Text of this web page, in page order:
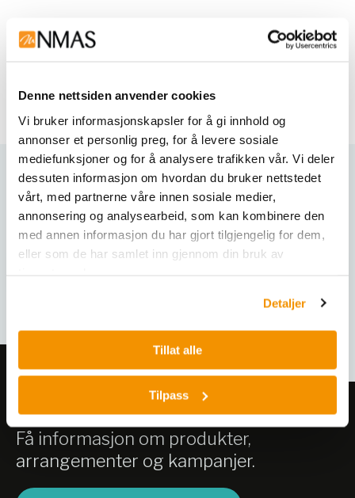
Denne nettsiden anvender cookies
Vi bruker informasjonskapsler for å gi innhold og
annonser et personlig preg, for å levere sosiale
mediefunksjoner og for å analysere trafikken vår. Vi deler
dessuten informasjon om hvordan du bruker nettstedet
vårt, med partnerne våre innen sosiale medier,
annonsering og analysearbeid, som kan kombinere den
med annen informasjon du har gjort tilgjengelig for dem,
eller som de har samlet inn gjennom din bruk av
Detaljer
Tillat alle
Tilpass
Varianter
Meld deg på vårt nyhetsbrev!
Få informasjon om produkter,
arrangementer og kampanjer.